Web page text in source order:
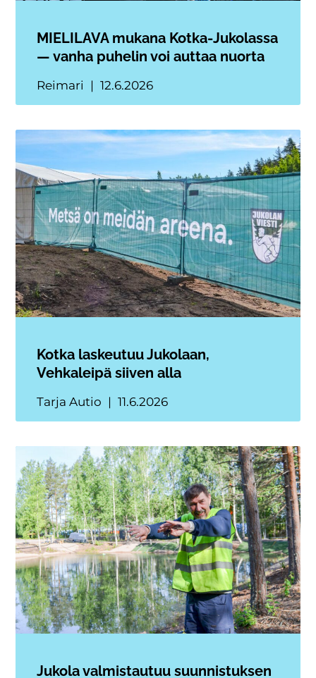
MIELILAVA mukana Kotka-Jukolassa
— vanha puhelin voi auttaa nuorta
Reimari 12.6.2026
Kotka laskeutuu Jukolaan,
Vehkaleipä siiven alla
Tarja Autio 11.6.2026
Jukola valmistautuu suunnistuksen